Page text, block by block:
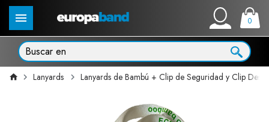
0
Lanyards Lanyards de Bambú + Clip de Seguridad y Clip